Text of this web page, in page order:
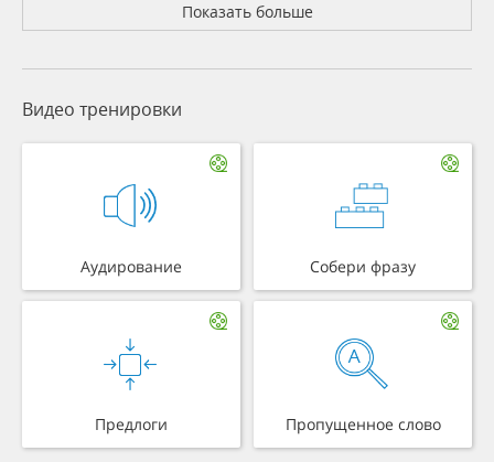
Показать больше
Видео тренировки
Аудирование Собери фразу
Предлоги Пропущенное слово